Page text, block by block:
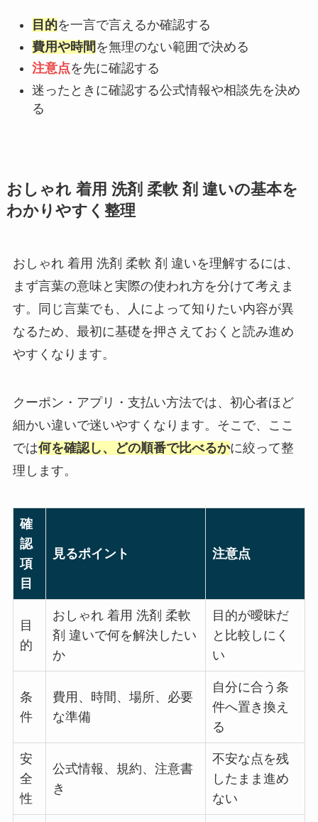
目的を一言で言えるか確認する
費用や時間 を無理のない範囲で決める
注意点を先に確認する
迷ったときに確認する公式情報や相談先を決め
る
おしゃれ 着用 洗剤 柔軟 剤 違いの基本を
わかりやすく整理
おしゃれ 着用 洗剤 柔軟 剤 違いを理解するには、
まず言葉の意味と実際の使われ方を分けて考えま
す。同じ言葉でも、人によって知りたい内容が異
なるため、最初に基礎を押さえておくと読み進め
やすくなります。
クーポン・アプリ・支払い方法では、初心者ほど
細かい違いで迷いやすくなります。そこで、ここ
では何を確認し、どの順番で比べるかに絞って整
理します。
確
認
項
目
見るポイント 注意点
目
的
おしゃれ 着用 洗剤 柔軟
剤 違いで何を解決したい
か
目的が曖昧だ
と比較しにく
い
条
件
費用、時間、場所、必要
な準備
自分に合う条
件へ置き換え
る
安
全
性
公式情報、規約、注意書
き
不安な点を残
したまま進め
ない